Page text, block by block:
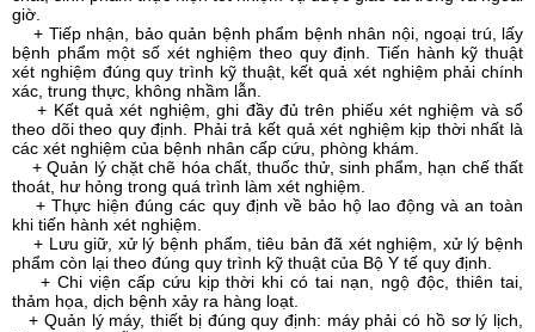
giờ.
+ Tiếp nhận, bảo quản bệnh phẩm bệnh nhân nội, ngoại trú, lấy
bệnh phẩm một số xét nghiệm theo quy định. Tiến hành kỹ thuật
xét nghiệm đúng quy trình kỹ thuật, kết quả xét nghiệm phải chính
xác, trung thực, không nhầm lẫn.
+ Kết quả xét nghiệm, ghi đầy đủ trên phiếu xét nghiệm và sổ
theo dõi theo quy định. Phải trả kết quả xét nghiệm kịp thời nhất là
các xét nghiệm của bệnh nhân cấp cứu, phòng khám.
+ Quản lý chặt chẽ hóa chất, thuốc thử, sinh phẩm, hạn chế thất
thoát, hư hỏng trong quá trình làm xét nghiệm.
+ Thực hiện đúng các quy định về bảo hộ lao động và an toàn
khi tiến hành xét nghiệm.
+ Lưu giữ, xử lý bệnh phẩm, tiêu bản đã xét nghiệm, xử lý bệnh
phẩm còn lại theo đúng quy trình kỹ thuật của Bộ Y tế quy định.
+ Chi viện cấp cứu kịp thời khi có tai nạn, ngộ độc, thiên tai,
thảm họa, dịch bệnh xảy ra hàng loạt.
+ Quản lý máy, thiết bị đúng quy định: máy phải có hồ sơ lý lịch,